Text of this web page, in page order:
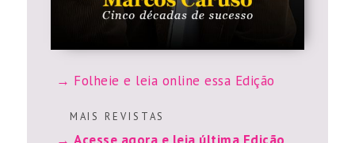
Folheie e leia online essa Edição
M A I S R E V I S T A S